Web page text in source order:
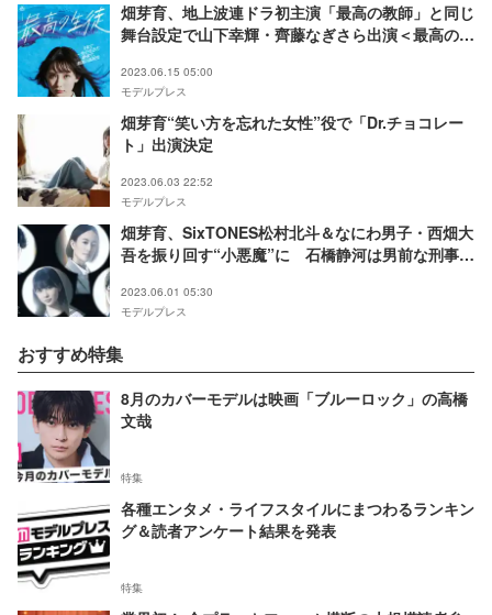
畑芽育、地上波連ドラ初主演「最高の教師」と同じ
舞台設定で山下幸輝・齊藤なぎさら出演＜最高の生
2023.06.15 05:00
モデルプレス
畑芽育“笑い方を忘れた女性”役で「Dr.チョコレー
ト」出演決定
2023.06.03 22:52
モデルプレス
畑芽育、SixTONES松村北斗＆なにわ男子・西畑大
吾を振り回す“小悪魔”に 石橋静河は男前な刑事役
2023.06.01 05:30
モデルプレス
おすすめ特集
8月のカバーモデルは映画「ブルーロック」の高橋
文哉
特集
各種エンタメ・ライフスタイルにまつわるランキン
グ＆読者アンケート結果を発表
特集